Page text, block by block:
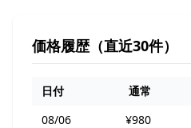
価格履歴（直近30件）
日付 通常
08/06
¥980